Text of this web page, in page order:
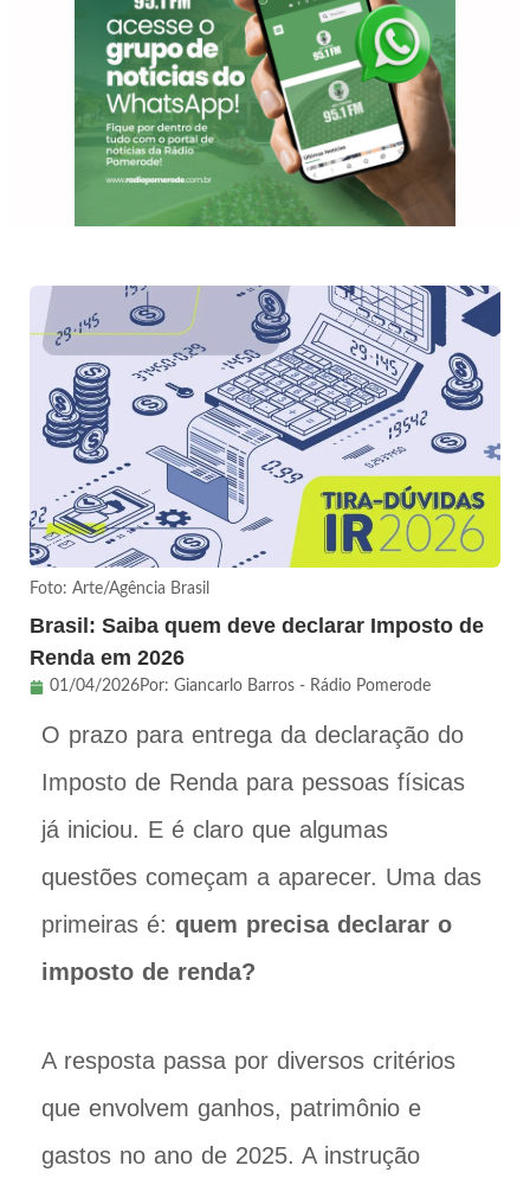
Foto: Arte/Agência Brasil
Brasil: Saiba quem deve declarar Imposto de
Renda em 2026
01/04/2026Por: Giancarlo Barros - Rádio Pomerode
O prazo para entrega da declaração do
Imposto de Renda para pessoas físicas
já iniciou. E é claro que algumas
questões começam a aparecer. Uma das
primeiras é: quem precisa declarar o
imposto de renda?
A resposta passa por diversos critérios
que envolvem ganhos, patrimônio e
gastos no ano de 2025. A instrução